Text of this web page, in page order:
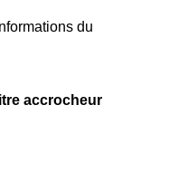
du
accrocheur